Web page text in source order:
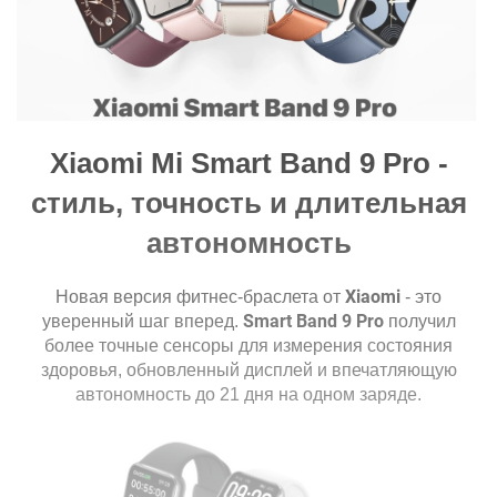
Функции и особенности
Подсчет шагов:
есть
Пройденный путь:
есть
Измерение пульса:
есть
Женское здоровье:
есть
есть
Воспроизведение и управление
музыкой на часах:
есть
Погода:
есть
есть
Xiaomi Mi Smart Band 9 Pro -
стиль, точность и длительная
автономность
Новая версия фитнес-браслета от Xiaomi - это
уверенный шаг вперед. Smart Band 9 Proполучил
более точные сенсоры для измерения состояния
здоровья, обновленный дисплей и впечатляющую
автономность до 21 дня на одном заряде.